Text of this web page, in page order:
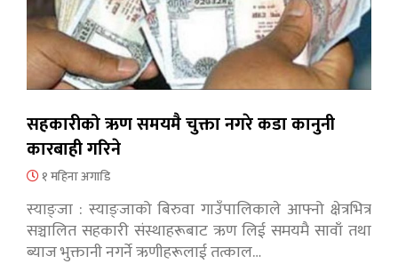
सहकारीको ऋण समयमै चुक्ता नगरे कडा कानुनी
कारबाही गरिने
१ महिना अगाडि
स्याङ्जा : स्याङ्जाको बिरुवा गाउँपालिकाले आफ्नो क्षेत्रभित्र
सञ्चालित सहकारी संस्थाहरूबाट ऋण लिई समयमै सावाँ तथा
ब्याज भुक्तानी नगर्ने ऋणीहरूलाई तत्काल…